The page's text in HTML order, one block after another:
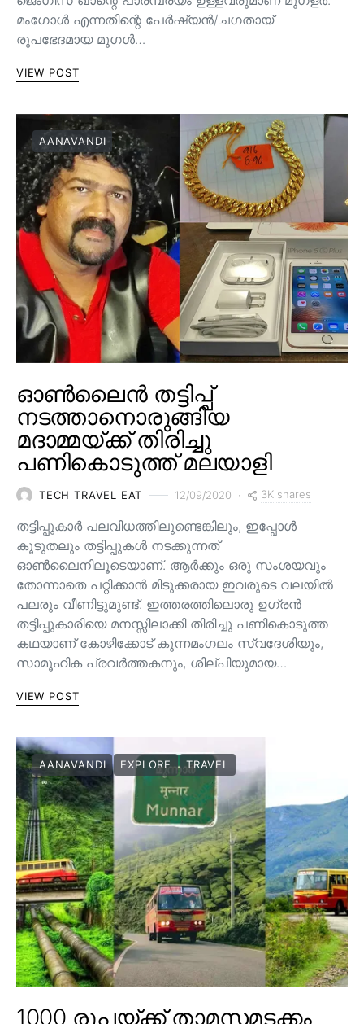
മംഗോൾ എന്നതിന്റെ പേർഷ്യൻ/ചഗതായ്
രൂപഭേദമായ മുഗൾ…
VIEW POST
AANAVANDI
ഓൺലൈൻ തട്ടിപ്പ്
നടത്താനൊരുങ്ങിയ
മദാമ്മയ്ക്ക് തിരിച്ചു
പണികൊടുത്ത് മലയാളി
TECH TRAVEL EAT 12/09/2020 3K shares
തട്ടിപ്പുകാർ പലവിധത്തിലുണ്ടെങ്കിലും, ഇപ്പോൾ
കൂടുതലും തട്ടിപ്പുകൾ നടക്കുന്നത്
ഓൺലൈനിലൂടെയാണ്. ആർക്കും ഒരു സംശയവും
തോന്നാതെ പറ്റിക്കാൻ മിടുക്കരായ ഇവരുടെ വലയിൽ
പലരും വീണിട്ടുമുണ്ട്. ഇത്തരത്തിലൊരു ഉഗ്രൻ
തട്ടിപ്പുകാരിയെ മനസ്സിലാക്കി തിരിച്ചു പണികൊടുത്ത
കഥയാണ് കോഴിക്കോട് കുന്നമംഗലം സ്വദേശിയും,
സാമൂഹിക പ്രവർത്തകനും, ശില്പിയുമായ…
VIEW POST
AANAVANDI EXPLORE TRAVEL
1000 രൂപയ്ക്ക് താമസമടക്കം